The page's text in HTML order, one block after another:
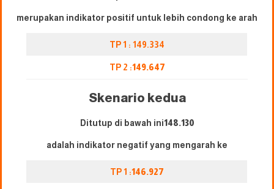
merupakan indikator positif untuk lebih condong ke arah
TP 1 : 149.334
TP 2 :149.647
Skenario kedua
Ditutup di bawah ini148.130
adalah indikator negatif yang mengarah ke
TP 1 :146.927